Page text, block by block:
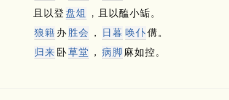
且以登 盘俎
，且以醢小缿。
狼籍 办 胜会 ， 日暮 唤仆傋。
归来 卧草堂 ， 病脚 麻如控。